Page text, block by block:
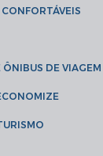
ÔNIBUS DE